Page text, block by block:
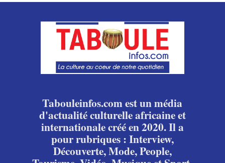
Tabouleinfos.com est un média
d'actualité culturelle africaine et
internationale créé en 2020. Il a
pour rubriques : Interview,
Découverte, Mode, People,